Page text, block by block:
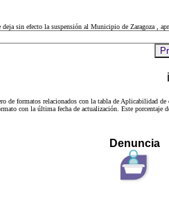
deja sin efecto la suspensión al Municipio de Zaragoza ,
formatos relacionados con la tabla de Aplicabilidad de
con la última fecha de actualización. Este
Denuncia